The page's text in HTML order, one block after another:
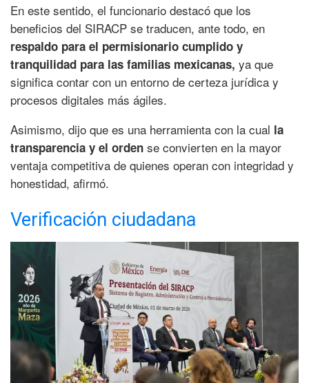
En este sentido, el funcionario destacó que los
beneficios del SIRACP se traducen, ante todo, en
respaldo para el permisionario cumplido y
tranquilidad para las familias mexicanas, ya que
significa contar con un entorno de certeza jurídica y
procesos digitales más ágiles.
Asimismo, dijo que es una herramienta con la cual la
transparencia y el orden se convierten en la mayor
ventaja competitiva de quienes operan con integridad y
honestidad, afirmó.
Verificación ciudadana